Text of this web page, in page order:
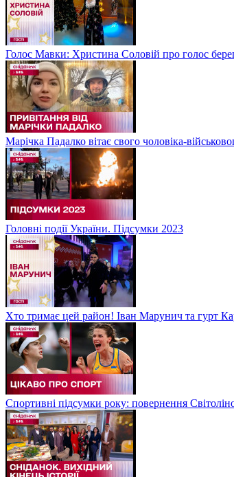
Голос Мавки: Христина Соловій про голос
Марічка Падалко вітає свого чоловіка-
Головні події України. Підсумки 2023
Хто тримає цей район! Іван Марунич та гурт
Спортивні підсумки року: повернення